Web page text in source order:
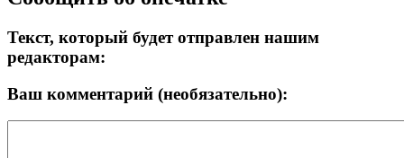
Текст, который будет отправлен нашим
редакторам:
Ваш комментарий (необязательно):